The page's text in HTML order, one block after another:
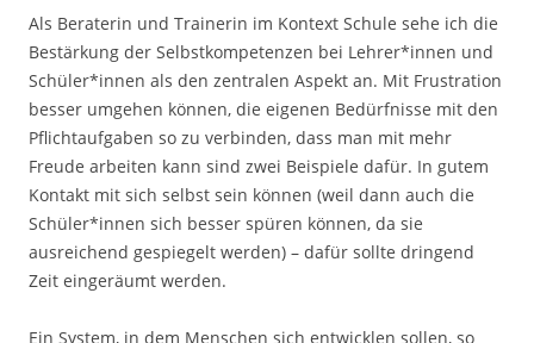
Als Beraterin und Trainerin im Kontext Schule sehe ich die
Bestärkung der Selbstkompetenzen bei Lehrer*innen und
Schüler*innen als den zentralen Aspekt an. Mit Frustration
besser umgehen können, die eigenen Bedürfnisse mit den
Pflichtaufgaben so zu verbinden, dass man mit mehr
Freude arbeiten kann sind zwei Beispiele dafür. In gutem
Kontakt mit sich selbst sein können (weil dann auch die
Schüler*innen sich besser spüren können, da sie
ausreichend gespiegelt werden) – dafür sollte dringend
Zeit eingeräumt werden.
Ein System, in dem Menschen sich entwicklen sollen, so